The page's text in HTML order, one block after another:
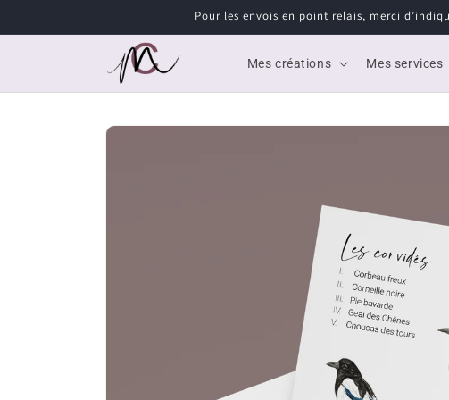
au
Pour les envois en point relais, merci
Mes créations Mes services
Passer aux